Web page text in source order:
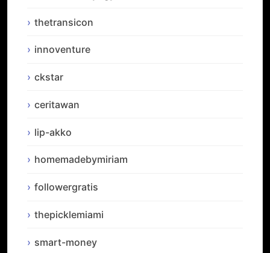
thetransicon
innoventure
ckstar
ceritawan
lip-akko
homemadebymiriam
followergratis
thepicklemiami
smart-money